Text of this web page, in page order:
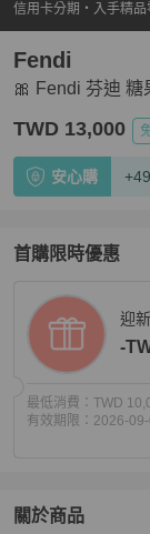
信用卡分期・入手精品
🎀 Fendi 芬迪
Fendi
TWD 13,000
安心購
首購限時優惠
迎
-
最低消費： TWD
有效期限： 2026-
關於商品